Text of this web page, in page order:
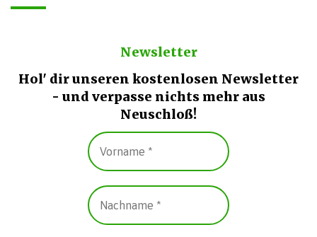
Newsletter
Hol' dir unseren kostenlosen Newsletter
- und verpasse nichts mehr aus
Neuschloß!